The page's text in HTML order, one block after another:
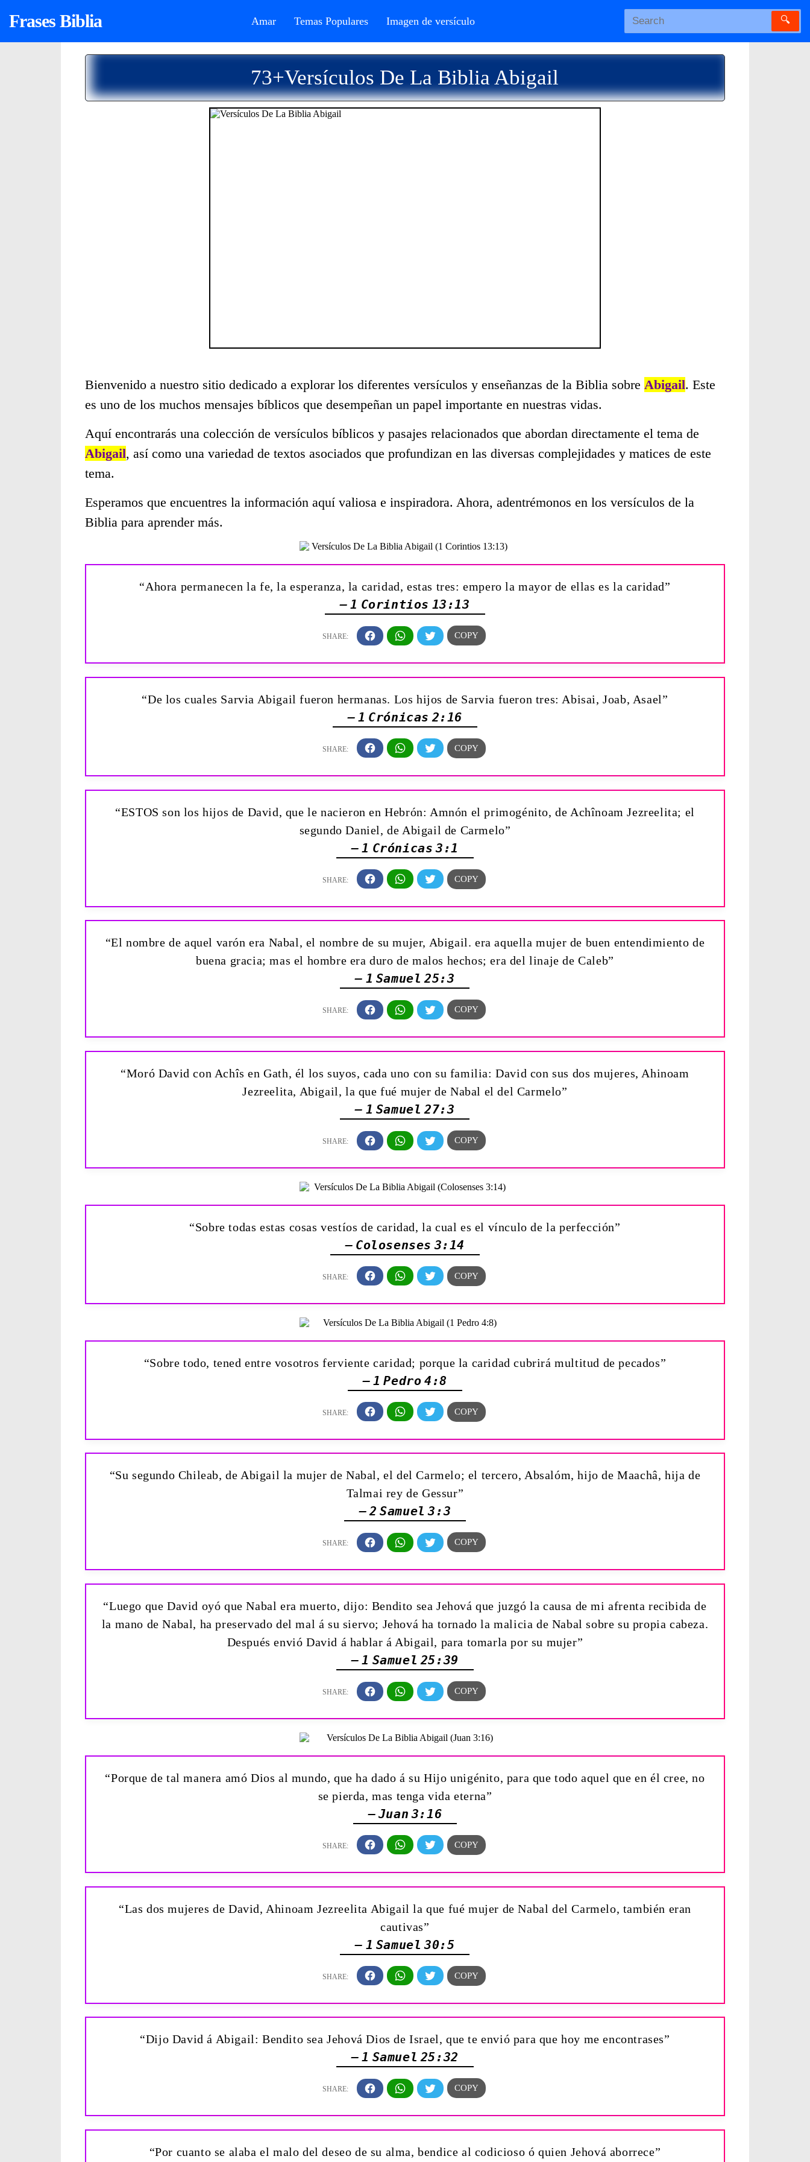
Frases Biblia Amar Temas Populares Imagen de versículo 🔍
73+Versículos De La Biblia Abigail
Bienvenido a nuestro sitio dedicado a explorar los diferentes versículos y enseñanzas de la Biblia sobre Abigail. Este
es uno de los muchos mensajes bíblicos que desempeñan un papel importante en nuestras vidas.
Aquí encontrarás una colección de versículos bíblicos y pasajes relacionados que abordan directamente el tema de
Abigail, así como una variedad de textos asociados que profundizan en las diversas complejidades y matices de este
tema.
Esperamos que encuentres la información aquí valiosa e inspiradora. Ahora, adentrémonos en los versículos de la
Biblia para aprender más.
“Ahora permanecen la fe, la esperanza, la caridad, estas tres: empero la mayor de ellas es la caridad”
— 1 Corintios 13:13
“De los cuales Sarvia Abigail fueron hermanas. Los hijos de Sarvia fueron tres: Abisai, Joab, Asael”
— 1 Crónicas 2:16
“ESTOS son los hijos de David, que le nacieron en Hebrón: Amnón el primogénito, de Achînoam Jezreelita; el
segundo Daniel, de Abigail de Carmelo”
— 1 Crónicas 3:1
“El nombre de aquel varón era Nabal, el nombre de su mujer, Abigail. era aquella mujer de buen entendimiento de
buena gracia; mas el hombre era duro de malos hechos; era del linaje de Caleb”
— 1 Samuel 25:3
“Moró David con Achîs en Gath, él los suyos, cada uno con su familia: David con sus dos mujeres, Ahinoam
Jezreelita, Abigail, la que fué mujer de Nabal el del Carmelo”
— 1 Samuel 27:3
“Sobre todas estas cosas vestíos de caridad, la cual es el vínculo de la perfección”
— Colosenses 3:14
“Sobre todo, tened entre vosotros ferviente caridad; porque la caridad cubrirá multitud de pecados”
— 1 Pedro 4:8
“Su segundo Chileab, de Abigail la mujer de Nabal, el del Carmelo; el tercero, Absalóm, hijo de Maachâ, hija de
Talmai rey de Gessur”
— 2 Samuel 3:3
“Luego que David oyó que Nabal era muerto, dijo: Bendito sea Jehová que juzgó la causa de mi afrenta recibida de
la mano de Nabal, ha preservado del mal á su siervo; Jehová ha tornado la malicia de Nabal sobre su propia cabeza.
Después envió David á hablar á Abigail, para tomarla por su mujer”
— 1 Samuel 25:39
“Porque de tal manera amó Dios al mundo, que ha dado á su Hijo unigénito, para que todo aquel que en él cree, no
se pierda, mas tenga vida eterna”
— Juan 3:16
“Las dos mujeres de David, Ahinoam Jezreelita Abigail la que fué mujer de Nabal del Carmelo, también eran
cautivas”
— 1 Samuel 30:5
“Dijo David á Abigail: Bendito sea Jehová Dios de Israel, que te envió para que hoy me encontrases”
— 1 Samuel 25:32
“Por cuanto se alaba el malo del deseo de su alma, bendice al codicioso ó quien Jehová aborrece”